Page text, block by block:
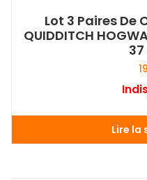
Lot 3 Paires
QUIDDITCH
Lire la